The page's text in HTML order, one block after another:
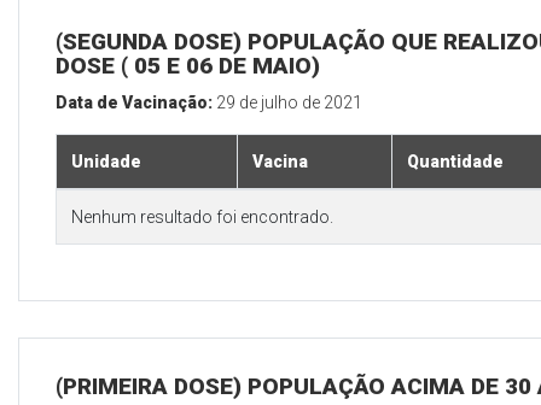
(SEGUNDA DOSE) POPULAÇÃO QUE
DOSE ( 05 E 06 DE MAIO)
Data de Vacinação: 29 de julho de 2021
Unidade Vacina Quantidade
Nenhum resultado foi encontrado.
(PRIMEIRA DOSE) POPULAÇÃO ACIMA DE 30